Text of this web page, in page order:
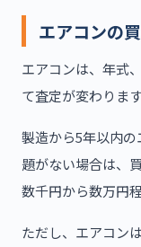
エアコンの
エアコンは、年式
て査定が変わります
製造から5年以内
題がない場合は、
数千円から数万円
ただし、エアコン